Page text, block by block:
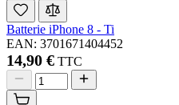
Batterie iPhone 8 - Ti
EAN: 3701671404452
14,90 € TTC